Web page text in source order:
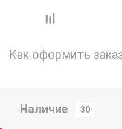
Как оформить
Наличие 30